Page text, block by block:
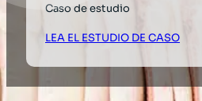
Caso de estudio
LEA EL ESTUDIO DE CASO